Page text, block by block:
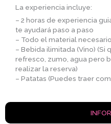
La experiencia incluye:
– 2 horas de experiencia
te ayudará paso a paso
– Todo el material
– Bebida ilimitada (Vino)
refresco, zumo, agua pero
realizar la reserva)
– Patatas (Puedes traer